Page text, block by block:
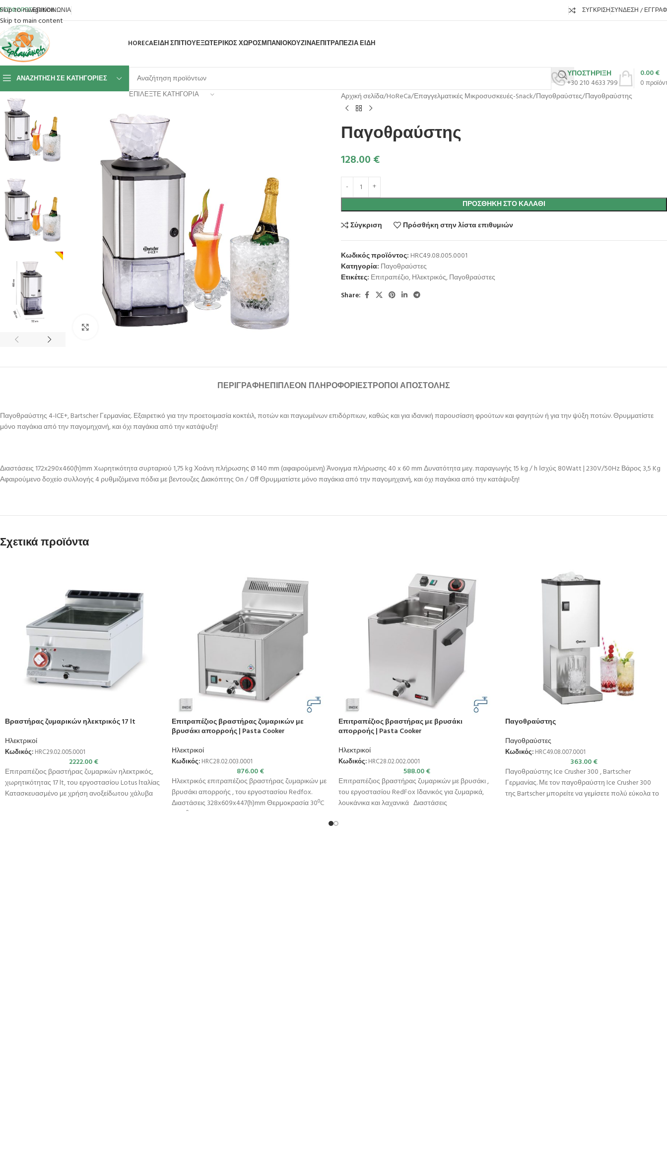
Skip to navigation
Skip to main content
ΕΠΙΚΟΙΝΩΝΙΑ ΣΎΓΚΡΙΣΗΣΎΝΔΕΣΗ /
HORECAΕΙΔΗ ΣΠΙΤΙΟΥΕΞΩΤΕΡΙΚΟΣ ΧΩΡΟΣΜΠΆΝΙΟΚΟΥΖΊΝΑΕΠΙΤΡΑΠΈΖΙΑ ΕΊΔΗ
ΑΝΑΖΉΤΗΣΗ ΣΕ ΚΑΤΗΓΟΡΊΕΣ
ΕΠΙΛΈΞΤΕ ΚΑΤΗΓΟΡΊΑ
ΥΠΟΣΤΗΡΙΞΗ
+30 210 4633 799
0
0.00€
Κλικ για μεγέθυνση
Αρχική σελίδα HoReCa Επαγγελματικές Μικροσυσκευές-Snack Παγοθραύστες Παγοθραύστης
Παγοθραύστης
128.00 €
ΠΡΟΣΘΉΚΗ ΣΤΟ ΚΑΛΆΘΙ
Σύγκριση
Πρόσθήκη στην λίστα επιθυμιών
Κωδικός προϊόντος: HRC49.08.005.0001
Κατηγορία: Παγοθραύστες
Ετικέτες: Επιτραπέζιο,Ηλεκτρικός,Παγοθραύστες
Share:
ΠΕΡΙΓΡΑΦΉΕΠΙΠΛΈΟΝ ΠΛΗΡΟΦΟΡΊΕΣΤΡΌΠΟΙ ΑΠΟΣΤΟΛΉΣ
Παγοθραύστης 4-ICE+, Bartscher Γερμανίας. Εξαιρετικό για την προετοιμασία κοκτέιλ, ποτών και παγωμένων επιδόρπιων, καθώς και για ιδανική παρουσίαση φρούτων και φαγητών ή για την ψύξη ποτών. Θρυμματίστε
μόνο παγάκια από την παγομηχανή, και όχι παγάκια από την κατάψυξη!
Διαστάσεις 172x290x460(h)mm Xωρητικότητα συρταριού 1,75 kg Χοάνη πλήρωσης Ø 140 mm (αφαιρούμενη) Άνοιγμα πλήρωσης 40 x 60 mm Δυνατότητα μεγ. παραγωγής 15 kg / h Ισχύς 80Watt | 230V/50Hz Βάρος 3,5 Kg
Αφαιρούμενο δοχείο συλλογής 4 ρυθμιζόμενα πόδια με βεντουζες Διακόπτης On / Off Θρυμματίστε μόνο παγάκια από την παγομηχανή, και όχι παγάκια από την κατάψυξη!
Σχετικά προϊόντα
Βραστήρας ζυμαρικών ηλεκτρικός 17 lt
Ηλεκτρικοί
Κωδικός: HRC29.02.005.0001
2222.00€
Επιτραπέζιος βραστήρας ζυμαρικών ηλεκτρικός,
χωρητικότητας 17 lt, του εργοστασίου Lotus Ιταλίας
Κατασκευασμένο με χρήση ανοξείδωτου χάλυβα
Επιτραπέζιος βραστήρας ζυμαρικών με
βρυσάκι απορροής | Pasta Cooker
Ηλεκτρικοί
Κωδικός: HRC28.02.003.0001
876.00€
Ηλεκτρικός επιτραπέζιος βραστήρας ζυμαρικών με
βρυσάκι απορροής , του εργοστασίου Redfox.
Διαστάσεις 328x609x447(h)mm Θερμοκρασία 30ºC
– 110ºC Χωρητικότητα 8lt
Επιτραπέζιος βραστήρας με βρυσάκι
απορροής | Pasta Cooker
Ηλεκτρικοί
Κωδικός: HRC28.02.002.0001
588.00€
Επιτραπέζιος βραστήρας ζυμαρικών με βρυσάκι ,
του εργοστασίου RedFox Ιδανικός για ζυμαρικά,
λουκάνικα και λαχανικά Διαστάσεις
Παγοθραύστης
Παγοθραύστες
Κωδικός: HRC49.08.007.0001
363.00€
Παγοθραύστης Ice Crusher 300 , Bartscher
Γερμανίας. Με τον παγοθραύστη Ice Crusher 300
της Bartscher μπορείτε να γεμίσετε πολύ εύκολα το